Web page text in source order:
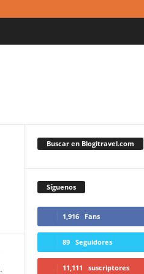
Buscar en Blogitravel.com
Síguenos
1,916 Fans
89 Seguidores
11,111 suscriptores